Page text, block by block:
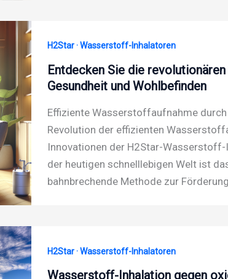
H2Star · Wasserstoff-Inhalatoren
Entdecken Sie die
Gesundheit und Wohlbefinden
Effiziente Wasserstoffaufnahme
Revolution der effizienten
Innovationen der H2Star-
der heutigen schnelllebigen Welt ist
bahnbrechende Methode zur
H2Star · Wasserstoff-Inhalatoren
Wasserstoff-Inhalation gegen